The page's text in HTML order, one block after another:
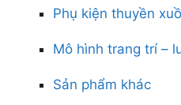
Phụ kiện thuyền
Mô hình trang trí –
Sản phẩm khác